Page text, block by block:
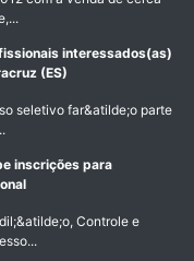
interessados(as)
(ES)
seletivo far&atilde;o parte
inscrições para
Controle e